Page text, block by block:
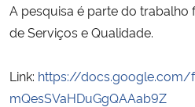
Ministério do Desenvolvimento Regional
Controladoria-Geral da União
A pesquisa é parte do trabalho
de Serviços e Qualidade.
Link: https://docs.google.com/
mQesSVaHDuGgQAAab9Z